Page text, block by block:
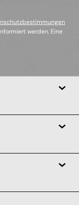
werden. Eine